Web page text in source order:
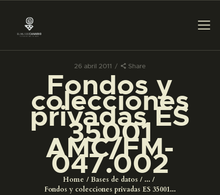
26 abril 2011 Share
Fondos y
colecciones
privadas ES
35001
AMC/FM-
047.002
Home Bases de datos
...
Fondos y colecciones privadas ES 35001...
PREPARAR LA VISITA
ACTIVIDADES
█
EL MUSEO